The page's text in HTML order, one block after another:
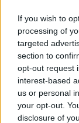
If you wish to
processing of
targeted
section to
opt-out request
interest-based
us or personal
your opt-out.
disclosure of
balatoni
4 és egy 8
Címkék: #apple